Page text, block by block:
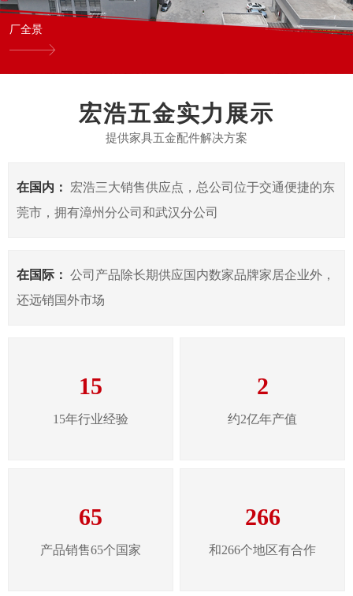
厂全景
宏浩五金实力展示
提供家具五金配件解决方案
在国内：
宏浩三大销售供应点，总公司位于交通便捷的东
莞市，拥有漳州分公司和武汉分公司
在国际： 公司产品除长期供应国内数家品牌家居企业外，
还远销国外市场
15
15年行业经验
2
约2亿年产值
65
产品销售65个国家
266
和266个地区有合作